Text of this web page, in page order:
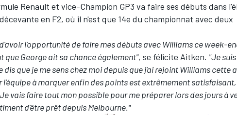
Renault et vice-Champion GP3 va faire ses débuts dans
en F2, où il n'est que 14e du championnat avec deux
l'opportunité de faire mes débuts avec Williams ce week-
que George ait sa chance également", se félicite Aitken. "Je suis
que je me sens chez moi depuis que j'ai rejoint Williams cette
à marquer enfin des points est extrêmement
vais faire tout mon possible pour me préparer lors des jours à
d'être prêt depuis Melbourne."